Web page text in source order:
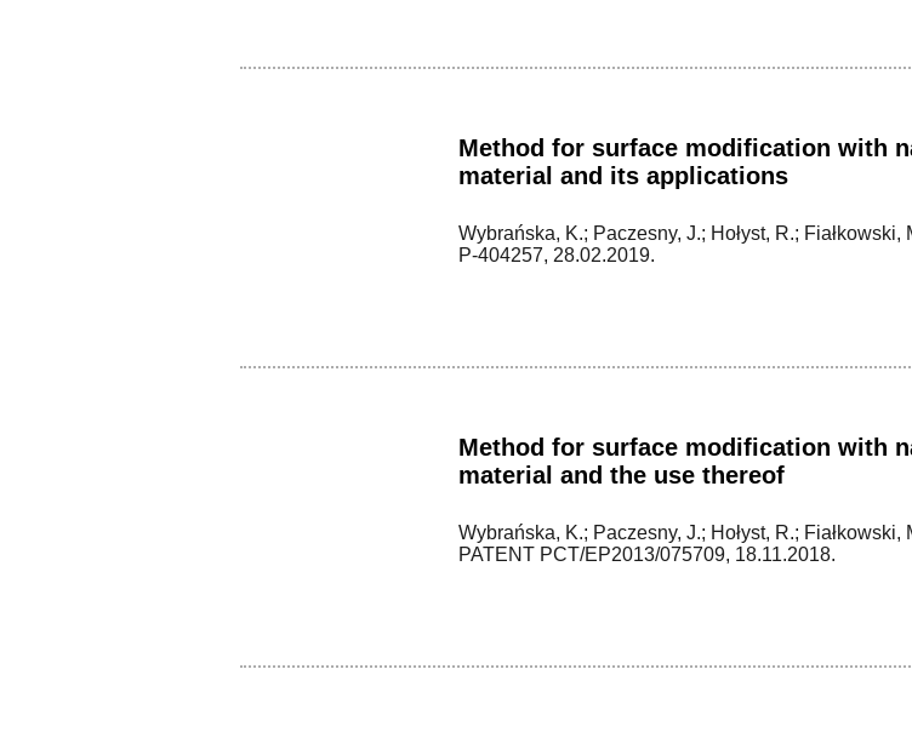
Method for surface modification with
material and its applications
Wybrańska, K.; Paczesny, J.; Hołyst, R.; Fiałkowski,
P-404257, 28.02.2019.
Method for surface modification with
material and the use thereof
Wybrańska, K.; Paczesny, J.; Hołyst, R.; Fiałkowski,
PATENT PCT/EP2013/075709, 18.11.2018.